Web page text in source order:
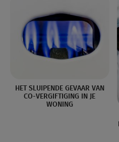
HET SLUIPENDE GEVAAR VAN
CO-VERGIFTIGING IN JE
WONING